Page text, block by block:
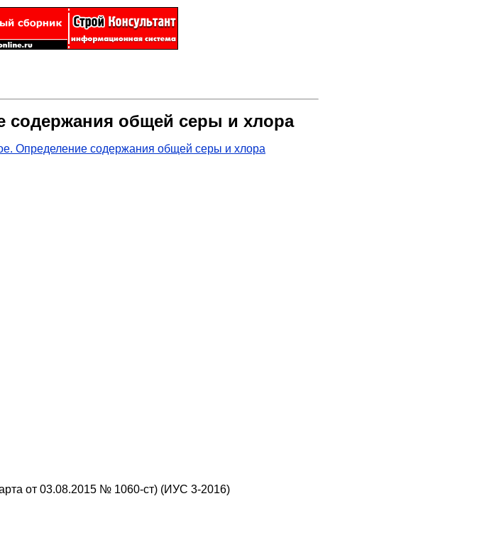
содержания общей серы и хлора
Определение содержания общей серы и хлора
от 03.08.2015 № 1060-ст) (ИУС 3-2016)